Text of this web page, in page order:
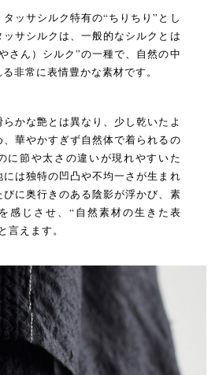
ッサシルク特有の“ちりちり”とし
サシルクは、一般的なシルクとは
さん）シルク”の一種で、自然の中
非常に表情豊かな素材です。
かな艶とは異なり、少し乾いたよ
華やかすぎず自然体で着られるの
に節や太さの違いが現れやすいた
は独特の凹凸や不均一さが生まれ
に奥行きのある陰影が浮かび、素
感じさせ、“自然素材の生きた表
言えます。